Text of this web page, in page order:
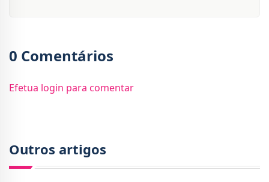
0 Comentários
Efetua login para comentar
Outros artigos